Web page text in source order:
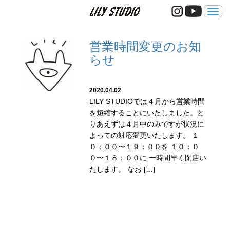
メ
ニ
営業時間変更のお知
らせ
2020.04.02
LILY STUDIOでは４月から営業時間
を短縮することにいたしました。と
りあえずは４月中のみですが状況に
よっての対応変更いたします。 １
０：００〜１９：００を １０：０
０〜１８：００に 一時間早く閉店い
たします。 なお […]